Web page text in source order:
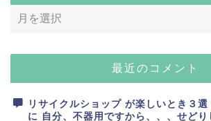
最近のコメント
リサイクルショップ が楽しいとき３選
に 自分、不器用ですから、、、せどり